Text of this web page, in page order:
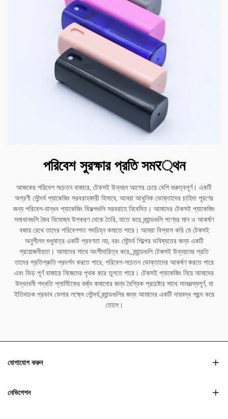
পরিবেশ সুরক্ষার প্রতি সমर্থন
আজকের পরিবেশ সচেতন বাজারে, টেকসই উন্নয়ন আগের চেয়ে বেশি গুরুত্বপূর্ণ। একটি
অগ্রণী সৌন্দর্য প্যাকেজিং সরবরাহকারী হিসাবে, আমরা আধুনিক ভোক্তাদের চাহিদা পূরণের
জন্য পরিবেশ-বান্ধব প্যাকেজিং বিকল্পগুলি সরবরাহে নিবেদিত। আমাদের টেকসই প্যাকেজিং
সমাধানগুলি জৈব বিযোজ্য উপকরণ থেকে তৈরি, যাতে করে ব্র্যান্ডগুলি পণ্যের মান ও আকর্ষণ
বজায় রেখে তাদের পরিবেশগত পদচিহ্ন কমাতে পারে। আমরা বিশ্বাস করি যে টেকসই
অনুশীলন শুধুমাত্র একটি প্রবণতা নয়, বরং সৌন্দর্য শিল্পের ভবিষ্যতের জন্য একটি
প্রয়োজনীয়তা। আমাদের সাথে অংশীদারিত্ব করে, ব্র্যান্ডগুলি টেকসই উন্নয়নের প্রতি
তাদের প্রতিশ্রুতি প্রদর্শন করতে পারে, পরিবেশ-সচেতন ভোক্তাদের আকর্ষণ করতে পারে
এবং ভিড় পূর্ণ বাজারে নিজেদের পৃথক করে তুলতে পারে। টেকসই প্যাকেজিং নিয়ে আমাদের
উদ্ভাবনী পদ্ধতি প্লাস্টিকের বর্জ্য কমানোর জন্য বৈশ্বিক প্রচেষ্টার সাথে সামঞ্জস্যপূর্ণ, যা
ইতিবাচক প্রভাব ফেলার লক্ষ্যে সৌন্দর্য ব্র্যান্ডগুলির জন্য আমাদের একটি দায়বদ্ধ পছন্দ করে
তোলে।
যোগাযোগ করুন
নেভিগেশন